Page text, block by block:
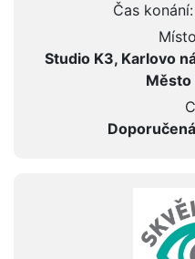
Čas konání:
Studio K3, Karlovo
Město